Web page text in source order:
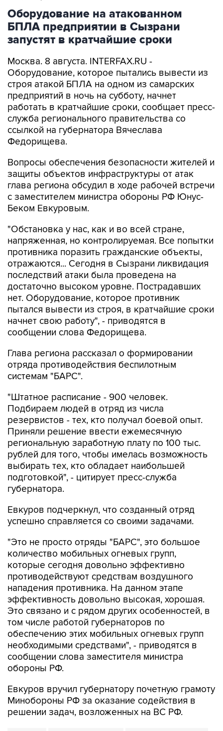
Оборудование на атакованном
БПЛА предприятии в Сызрани
запустят в кратчайшие сроки
Москва. 8 августа. INTERFAX.RU -
Оборудование, которое пытались вывести из
строя атакой БПЛА на одном из самарских
предприятий в ночь на субботу, начнет
работать в кратчайшие сроки, сообщает пресс-
служба регионального правительства со
ссылкой на губернатора Вячеслава
Федорищева.
Вопросы обеспечения безопасности жителей и
защиты объектов инфраструктуры от атак
глава региона обсудил в ходе рабочей встречи
с заместителем министра обороны РФ Юнус-
Беком Евкуровым.
"Обстановка у нас, как и во всей стране,
напряженная, но контролируемая. Все попытки
противника поразить гражданские объекты,
отражаются... Сегодня в Сызрани ликвидация
последствий атаки была проведена на
достаточно высоком уровне. Пострадавших
нет. Оборудование, которое противник
пытался вывести из строя, в кратчайшие сроки
начнет свою работу", - приводятся в
сообщении слова Федорищева.
Глава региона рассказал о формировании
отряда противодействия беспилотным
системам "БАРС".
"Штатное расписание - 900 человек.
Подбираем людей в отряд из числа
резервистов - тех, кто получал боевой опыт.
Приняли решение ввести ежемесячную
региональную заработную плату по 100 тыс.
рублей для того, чтобы имелась возможность
выбирать тех, кто обладает наибольшей
подготовкой", - цитирует пресс-служба
губернатора.
Евкуров подчеркнул, что созданный отряд
успешно справляется со своими задачами.
"Это не просто отряды "БАРС", это большое
количество мобильных огневых групп,
которые сегодня довольно эффективно
противодействуют средствам воздушного
нападения противника. На данном этапе
эффективность довольно высокая, хорошая.
Это связано и с рядом других особенностей, в
том числе работой губернаторов по
обеспечению этих мобильных огневых групп
необходимыми средствами", - приводятся в
сообщении слова заместителя министра
обороны РФ.
Евкуров вручил губернатору почетную грамоту
Минобороны РФ за оказание содействия в
решении задач, возложенных на ВС РФ.